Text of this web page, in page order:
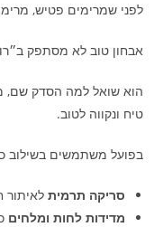
לפני שמרימים פטיש,
אבחון טוב לא מסתפק
הוא שואל למה הסדק שם,
טיח ונקווה לטוב.
בפועל משתמשים בשילוב
סריקה תרמית לאיתור
מדידות לחות ומלחים